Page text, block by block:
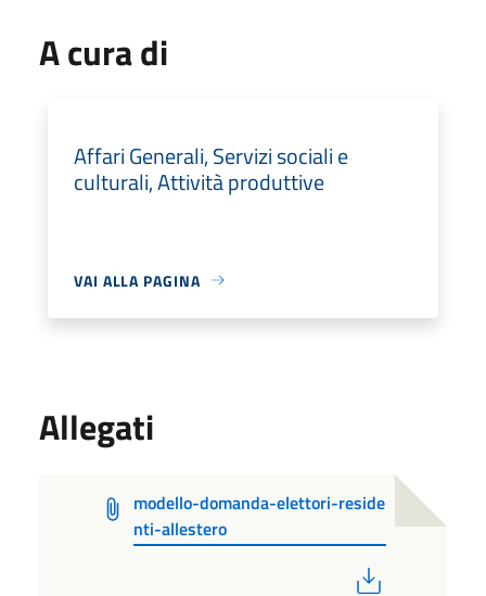
A cura di
Affari Generali, Servizi sociali e
culturali, Attività produttive
VAI ALLA PAGINA
Allegati
modello-domanda-elettori-reside
nti-allestero